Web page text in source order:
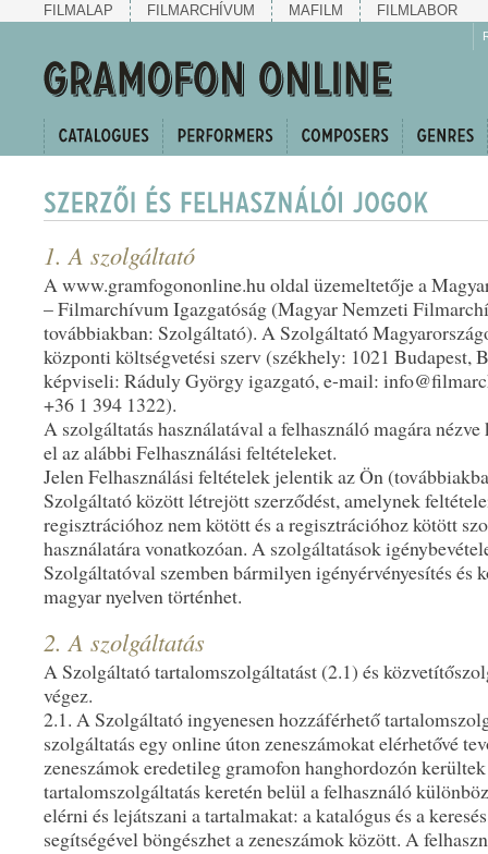
FILMALAP FILMARCHÍVUM MAFILM FILMLABOR
1. A szolgáltató
A www.gramfogononline.hu oldal üzemeltetője a
– Filmarchívum Igazgatóság (Magyar Nemzeti
továbbiakban: Szolgáltató). A Szolgáltató
központi költségvetési szerv (székhely: 1021 Budapest,
képviseli: Ráduly György igazgató, e-mail:
+36 1 394 1322).
A szolgáltatás használatával a felhasználó magára
el az alábbi Felhasználási feltételeket.
Jelen Felhasználási feltételek jelentik az Ön
Szolgáltató között létrejött szerződést, amelynek
regisztrációhoz nem kötött és a regisztrációhoz kötött
használatára vonatkozóan. A szolgáltatások
Szolgáltatóval szemben bármilyen igényérvényesítés és
magyar nyelven történhet.
2. A szolgáltatás
A Szolgáltató tartalomszolgáltatást (2.1) és
végez.
2.1. A Szolgáltató ingyenesen hozzáférhető
szolgáltatás egy online úton zeneszámokat elérhetővé
zeneszámok eredetileg gramofon hanghordozón
tartalomszolgáltatás keretén belül a felhasználó
elérni és lejátszani a tartalmakat: a katalógus és a
segítségével böngészhet a zeneszámok között. A